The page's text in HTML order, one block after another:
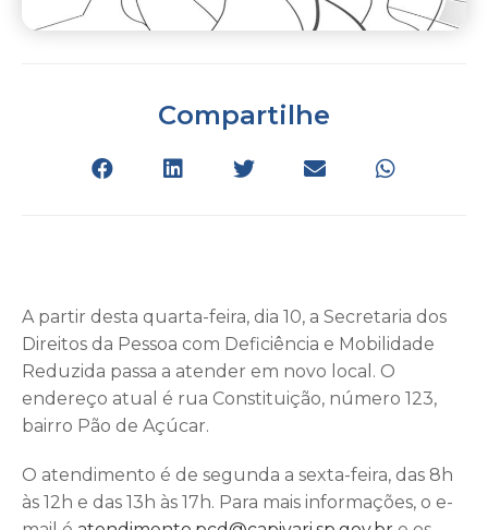
Compartilhe
A partir desta quarta-feira, dia 10, a Secretaria dos
Direitos da Pessoa com Deficiência e Mobilidade
Reduzida passa a atender em novo local. O
endereço atual é rua Constituição, número 123,
bairro Pão de Açúcar.
O atendimento é de segunda a sexta-feira, das 8h
às 12h e das 13h às 17h. Para mais informações, o e-